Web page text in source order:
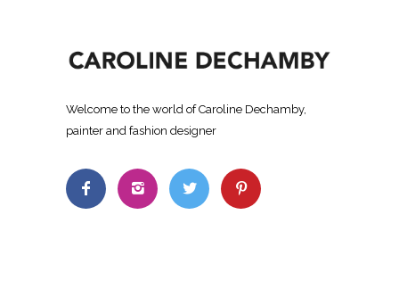
Welcome to the world of Caroline Dechamby,
painter and fashion designer